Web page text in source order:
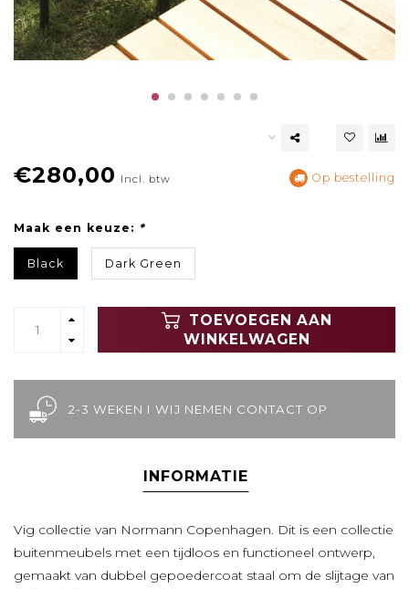
€280,00 Incl. btw Op bestelling
Maak een keuze: *
Black Dark Green
TOEVOEGEN AAN
WINKELWAGEN
2-3 WEKEN I WIJ NEMEN CONTACT OP
INFORMATIE
Vig collectie van Normann Copenhagen. Dit is een collectie
buitenmeubels met een tijdloos en functioneel ontwerp,
gemaakt van dubbel gepoedercoat staal om de slijtage van